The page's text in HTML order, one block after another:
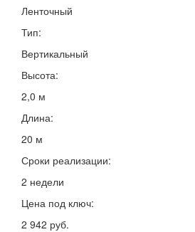
Ленточный
Тип:
Вертикальный
Высота:
2,0 м
Длина:
20 м
Сроки реализации:
2 недели
Цена под ключ:
2 942 руб.